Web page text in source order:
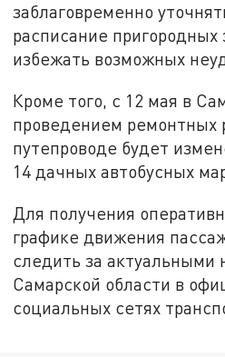
заблаговременно
расписание
избежать возможных
Кроме того, с 12 мая в
проведением ремонтных
путепроводе будет
14 дачных автобусных
Для получения
графике движения
следить за
Самарской области в
социальных сетях